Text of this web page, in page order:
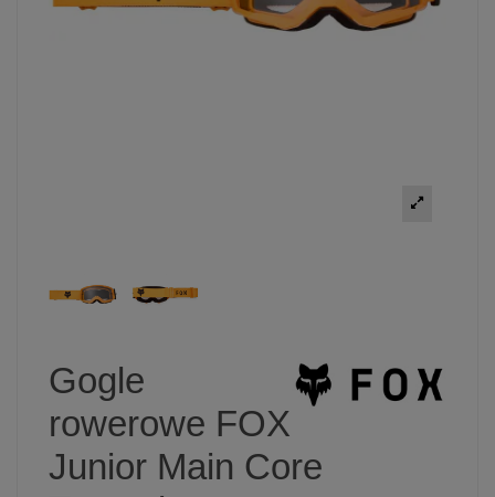
Gogle
rowerowe FOX
Junior Main Core